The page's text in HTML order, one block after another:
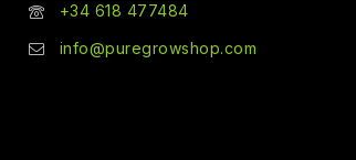
+34 618 477484
info@puregrowshop.com